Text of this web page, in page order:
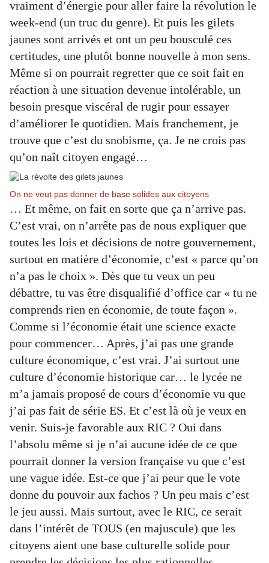
vraiment d’énergie pour aller faire la révolution le
week-end (un truc du genre). Et puis les gilets
jaunes sont arrivés et ont un peu bousculé ces
certitudes, une plutôt bonne nouvelle à mon sens.
Même si on pourrait regretter que ce soit fait en
réaction à une situation devenue intolérable, un
besoin presque viscéral de rugir pour essayer
d’améliorer le quotidien. Mais franchement, je
trouve que c’est du snobisme, ça. Je ne crois pas
qu’on naît citoyen engagé…
On ne veut pas donner de base solides aux citoyens
… Et même, on fait en sorte que ça n’arrive pas.
C’est vrai, on n’arrête pas de nous expliquer que
toutes les lois et décisions de notre gouvernement,
surtout en matière d’économie, c’est « parce qu’on
n’a pas le choix ». Dès que tu veux un peu
débattre, tu vas être disqualifié d’office car « tu ne
comprends rien en économie, de toute façon ».
Comme si l’économie était une science exacte
pour commencer… Après, j’ai pas une grande
culture économique, c’est vrai. J’ai surtout une
culture d’économie historique car… le lycée ne
m’a jamais proposé de cours d’économie vu que
j’ai pas fait de série ES. Et c’est là où je veux en
venir. Suis-je favorable aux RIC ? Oui dans
l’absolu même si je n’ai aucune idée de ce que
pourrait donner la version française vu que c’est
une vague idée. Est-ce que j’ai peur que le vote
donne du pouvoir aux fachos ? Un peu mais c’est
le jeu aussi. Mais surtout, avec le RIC, ce serait
dans l’intérêt de TOUS (en majuscule) que les
citoyens aient une base culturelle solide pour